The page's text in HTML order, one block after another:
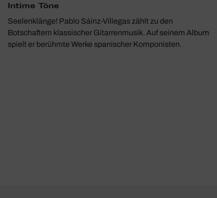
Intime Töne
Seelenklänge! Pablo Sáinz-Villegas zählt zu den
Botschaftern klassischer Gitarrenmusik. Auf seinem Album
spielt er berühmte Werke spanischer Komponisten.